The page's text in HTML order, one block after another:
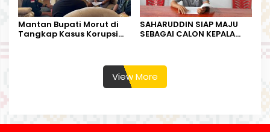
Mantan Bupati Morut di
Tangkap Kasus Korupsi
SAHARUDDIN SIAP MAJU
SEBAGAI CALON KEPALA
View More